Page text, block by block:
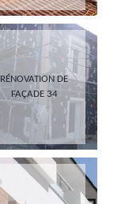
RÉNOVATION DE
FAÇADE 34